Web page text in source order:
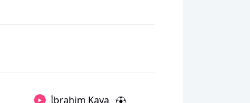
İbrahim Kaya